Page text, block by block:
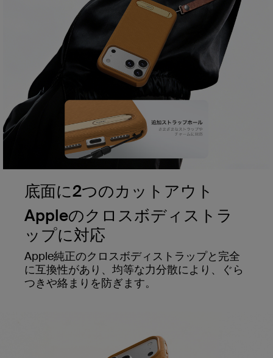
底面に2つのカットアウト
Appleのクロスボディストラ
ップに対応
Apple純正のクロスボディストラップと完全
に互換性があり、均等な力分散により、ぐら
つきや絡まりを防ぎます。